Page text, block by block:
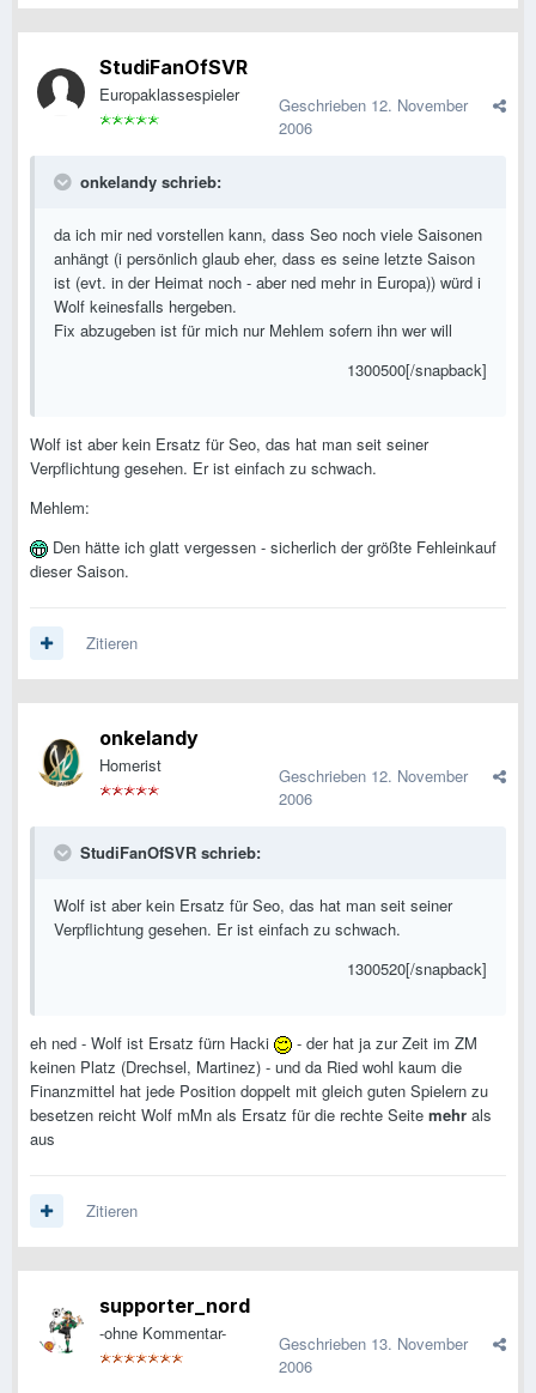
StudiFanOfSVR
Europaklassespieler Geschrieben 12. November
2006
onkelandy schrieb:
da ich mir ned vorstellen kann, dass Seo noch viele Saisonen
anhängt (i persönlich glaub eher, dass es seine letzte Saison
ist (evt. in der Heimat noch - aber ned mehr in Europa)) würd i
Wolf keinesfalls hergeben.
Fix abzugeben ist für mich nur Mehlem sofern ihn wer will
1300500[/snapback]
Wolf ist aber kein Ersatz für Seo, das hat man seit seiner
Verpflichtung gesehen. Er ist einfach zu schwach.
Mehlem:
Den hätte ich glatt vergessen - sicherlich der größte Fehleinkauf
dieser Saison.
Zitieren
onkelandy
Homerist Geschrieben 12. November
2006
StudiFanOfSVR schrieb:
Wolf ist aber kein Ersatz für Seo, das hat man seit seiner
Verpflichtung gesehen. Er ist einfach zu schwach.
1300520[/snapback]
eh ned - Wolf ist Ersatz fürn Hacki
- der hat ja zur Zeit im ZM
keinen Platz (Drechsel, Martinez) - und da Ried wohl kaum die
Finanzmittel hat jede Position doppelt mit gleich guten Spielern zu
besetzen reicht Wolf mMn als Ersatz für die rechte Seite mehr als
aus
Zitieren
supporter_nord
-ohne Kommentar- Geschrieben 13. November
2006